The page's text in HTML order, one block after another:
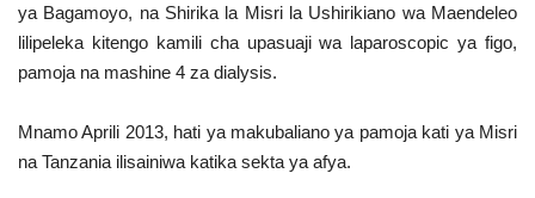
ya Bagamoyo, na Shirika la Misri la Ushirikiano wa Maendeleo
lilipeleka kitengo kamili cha upasuaji wa laparoscopic ya figo,
pamoja na mashine 4 za dialysis.
Mnamo Aprili 2013, hati ya makubaliano ya pamoja kati ya Misri
na Tanzania ilisainiwa katika sekta ya afya.